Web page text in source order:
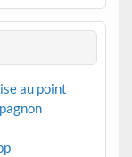
au point